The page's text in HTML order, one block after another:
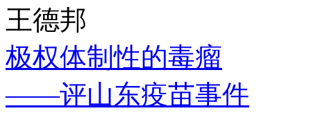
王德邦
极权体制性的毒瘤
——评山东疫苗事件